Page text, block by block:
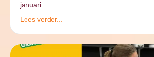
januari.
Lees verder...